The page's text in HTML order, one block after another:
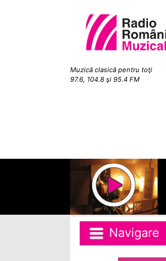
Muzică clasică pentru toţi
97.6, 104.8 şi 95.4 FM
Navigare